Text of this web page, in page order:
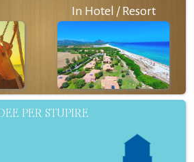
In Hotel / Resort
PER STUPIRE